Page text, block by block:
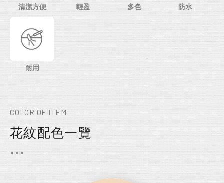
清潔方便 輕盈 多色 防水
耐用
COLOR OF ITEM
花紋配色一覽